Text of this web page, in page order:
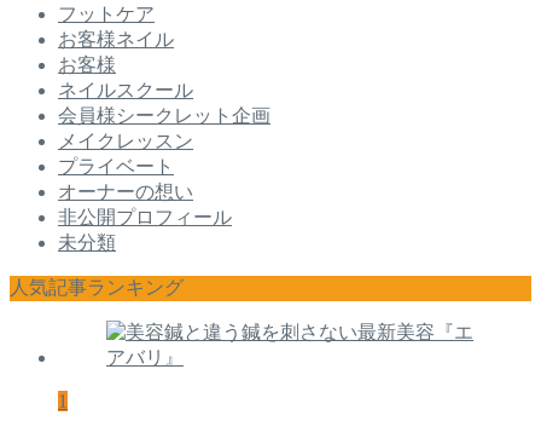
フットケア
お客様ネイル
お客様
ネイルスクール
会員様シークレット企画
メイクレッスン
プライベート
オーナーの想い
非公開プロフィール
未分類
人気記事ランキング
1